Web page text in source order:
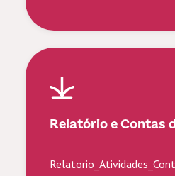
Relatório e Contas